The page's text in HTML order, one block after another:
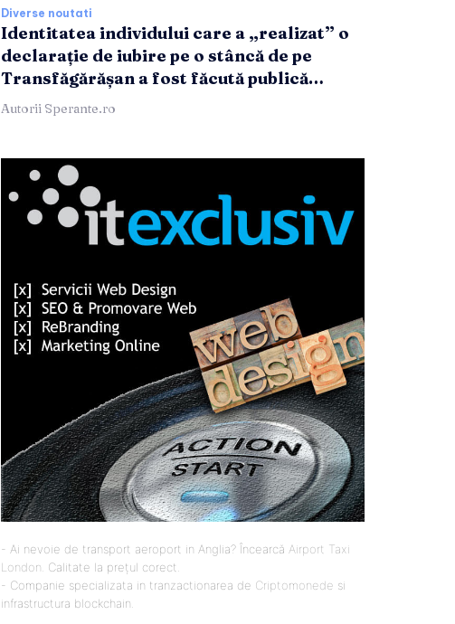
Diverse noutati
Identitatea individului care a „realizat” o
declarație de iubire pe o stâncă de pe
Transfăgărășan a fost făcută publică…
Autorii Sperante.ro
- Ai nevoie de transport aeroport in Anglia? Încearcă Airport Taxi
London . Calitate la prețul corect.
- Companie specializata in tranzactionarea de Criptomonede si
infrastructura blockchain.